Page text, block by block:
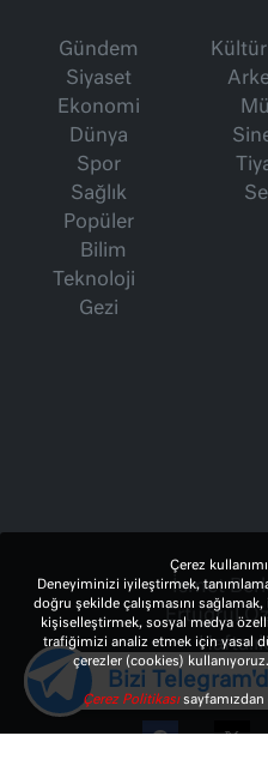
Gündem
Siyaset
Ekonomi
Dünya
Spor
Sağlık
Popüler
Bilim
Teknoloji
Gezi
İsmet
Ertuğrul
Çerez kullanımı
Deneyiminizi iyileştirmek,
doğru şekilde çalışmasını
kişiselleştirmek, sosyal medya
trafiğimizi analiz etmek için yasal
çerezler (cookies)
Çerez Politikası
Bizi